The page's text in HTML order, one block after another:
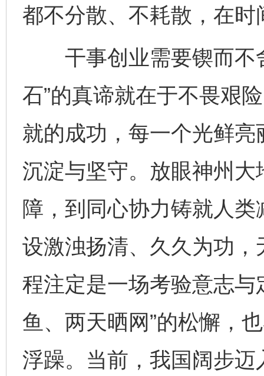
都不分散、不耗散，在
干事创业需要锲而不
石”的真谛就在于不畏艰
就的成功，每一个光鲜
沉淀与坚守。放眼神州
障，到同心协力铸就人
设激浊扬清、久久为功
程注定是一场考验意志与
鱼、两天晒网”的松懈，
浮躁。当前，我国阔步迈